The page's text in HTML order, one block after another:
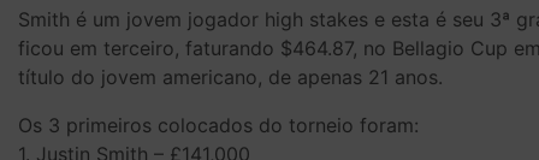
Smith é um jovem jogador high stakes e esta é seu 3ª
ficou em terceiro, faturando $464.87, no Bellagio Cup
título do jovem americano, de apenas 21 anos.
Os 3 primeiros colocados do torneio foram:
1. Justin Smith – £141,000